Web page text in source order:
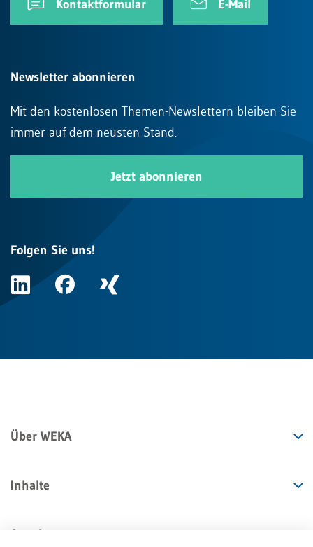
Kontaktformular E-Mail
Newsletter abonnieren
Mit den kostenlosen Themen-Newslettern bleiben Sie
immer auf dem neusten Stand.
Jetzt abonnieren
Folgen Sie uns!
Über WEKA
Inhalte
Angebote